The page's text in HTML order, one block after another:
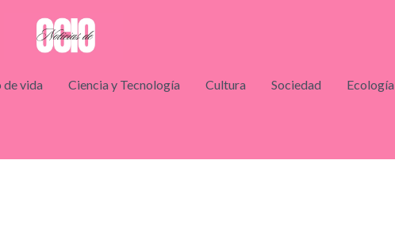
de vida Ciencia y Tecnología Cultura Sociedad Ecología